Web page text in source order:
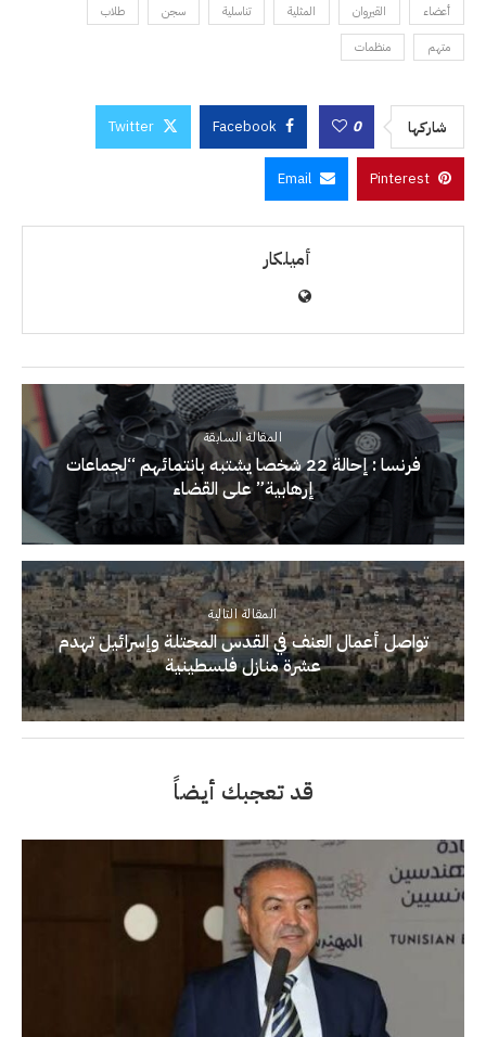
أعضاء القيروان المثلية تناسلية سجن
طلاب
متهم
منظمات
شاركها 0
Facebook
Twitter
Pinterest
Email
أميلكار
المقالة السابقة
فرنسا : إحالة 22 شخصا يشتبه بانتمائهم “لجماعات
إرهابية” على القضاء
المقالة التالية
تواصل أعمال العنف في القدس المحتلة وإسرائيل تهدم
عشرة منازل فلسطينية
قد تعجبك أيضاً